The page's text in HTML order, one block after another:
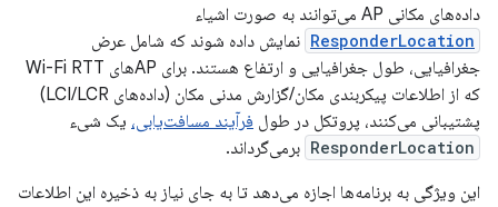
داده‌های مکانی AP می‌توانند به صورت اشیاء
ResponderLocation نمایش داده شوند که شامل عرض
جغرافیایی، طول جغرافیایی و ارتفاع هستند. برای APهای Wi-Fi RTT
که از اطلاعات پیکربندی مکان/گزارش مدنی مکان (داده‌های LCI/LCR)
پشتیبانی می‌کنند، پروتکل در طول فرآیند مسافت‌یابی، یک شیء
ResponderLocation برمی‌گرداند.
این ویژگی به برنامه‌ها اجازه می‌دهد تا به جای نیاز به ذخیره این اطلاعات